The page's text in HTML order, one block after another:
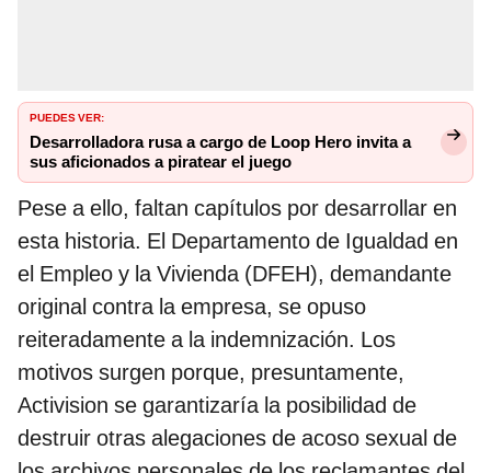
PUEDES VER:
Desarrolladora rusa a cargo de Loop Hero invita a
sus aficionados a piratear el juego
Pese a ello, faltan capítulos por desarrollar en
esta historia. El Departamento de Igualdad en
el Empleo y la Vivienda (DFEH), demandante
original contra la empresa, se opuso
reiteradamente a la indemnización. Los
motivos surgen porque, presuntamente,
Activision se garantizaría la posibilidad de
destruir otras alegaciones de acoso sexual de